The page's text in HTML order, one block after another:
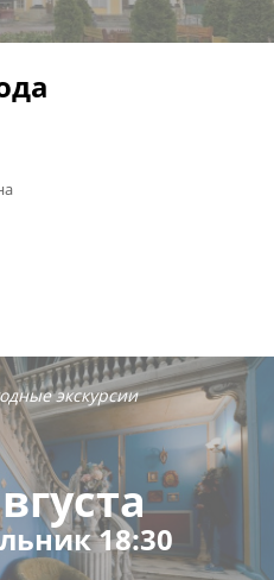
экскурсии
18:30